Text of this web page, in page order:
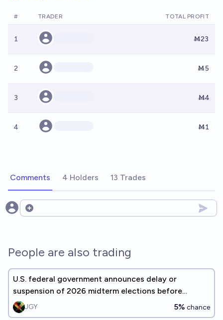
# TRADER TOTAL PROFIT
1 Ṁ23
2 Ṁ5
3 Ṁ4
4 Ṁ1
Comments 4 Holders 13 Trades
Open options
People are also trading
U.S. federal government announces delay or
suspension of 2026 midterm elections before
November 3, 2026
JGY 5% chance